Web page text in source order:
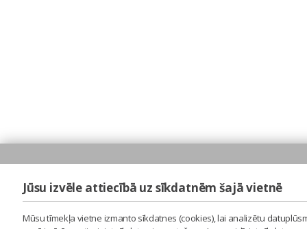
Jūsu izvēle attiecībā uz sīkdatnēm šajā vietnē
Mūsu tīmekļa vietne izmanto sīkdatnes (cookies), lai analizētu